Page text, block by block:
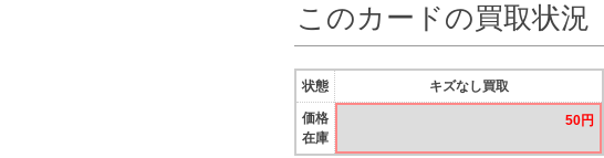
このカードの買取状況
状態
価格
在庫
キズなし買取
50円